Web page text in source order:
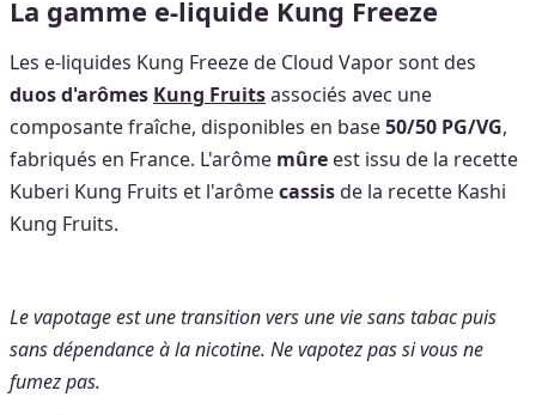
La gamme e-liquide Kung Freeze
Les e-liquides Kung Freeze de Cloud Vapor sont des
duos d'arômes Kung Fruitsassociés avec une
composante fraîche, disponibles en base50/50 PG/VG,
fabriqués en France. L'arôme mûre est issu de la recette
Kuberi Kung Fruits et l'arômecassisde la recette Kashi
Kung Fruits.
Le vapotage est une transition vers une vie sans tabac puis
sans dépendance à la nicotine. Ne vapotez pas si vous ne
fumez pas.